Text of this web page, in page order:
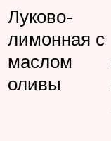
Луково-
лимонная с
маслом
оливы